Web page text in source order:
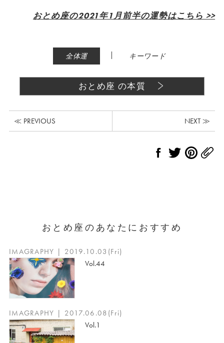
おとめ座の2021年1月前半の運勢はこちら >>
全体運 | キーワード
おとめ座 の本質
≪ PREVIOUS NEXT ≫
おとめ座のあなたにおすすめ
IMAGRAPHY | 2019.10.03(Fri)
Vol.44
IMAGRAPHY | 2017.06.08(Fri)
Vol.1